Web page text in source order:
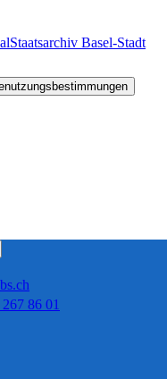
Staatsarchiv Basel-Stadt
86 01